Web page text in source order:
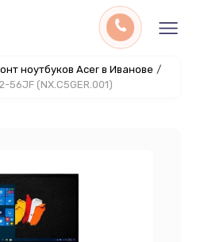
ноутбуков Acer в Иванове /
56JF (NX.C5GER.001)